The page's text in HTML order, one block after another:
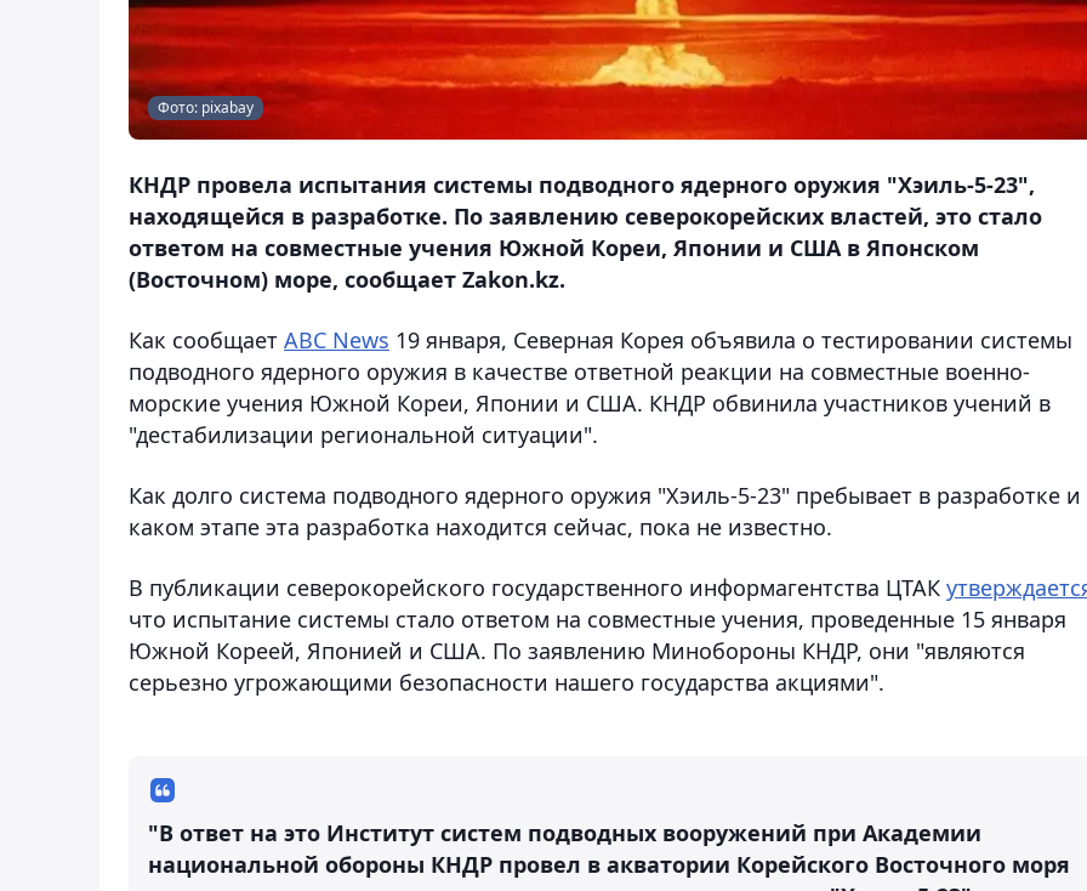
Фото: pixabay
КНДР провела испытания системы подводного ядерного оружия "Хэиль-5-23",
находящейся в разработке. По заявлению северокорейских властей, это стало
ответом на совместные учения Южной Кореи, Японии и США в Японском
(Восточном) море, сообщает Zakon.kz.
Как сообщает ABC News 19 января, Северная Корея объявила о тестировании системы
подводного ядерного оружия в качестве ответной реакции на совместные военно-
морские учения Южной Кореи, Японии и США. КНДР обвинила участников учений в
"дестабилизации региональной ситуации".
Как долго система подводного ядерного оружия "Хэиль-5-23" пребывает в разработке и
каком этапе эта разработка находится сейчас, пока не известно.
В публикации северокорейского государственного информагентства ЦТАК
что испытание системы стало ответом на совместные учения, проведенные 15 января
Южной Кореей, Японией и США. По заявлению Минобороны КНДР, они "являются
серьезно угрожающими безопасности нашего государства акциями".
"В ответ на это Институт систем подводных вооружений при Академии
национальной обороны КНДР провел в акватории Корейского Восточного моря